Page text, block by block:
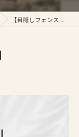
【目隠しフェンス 外構工事】